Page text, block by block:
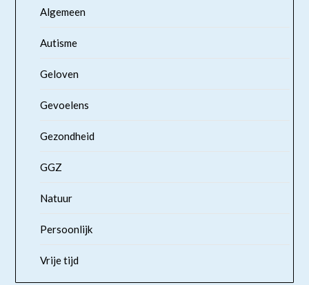
Algemeen
Autisme
Geloven
Gevoelens
Gezondheid
GGZ
Natuur
Persoonlijk
Vrije tijd